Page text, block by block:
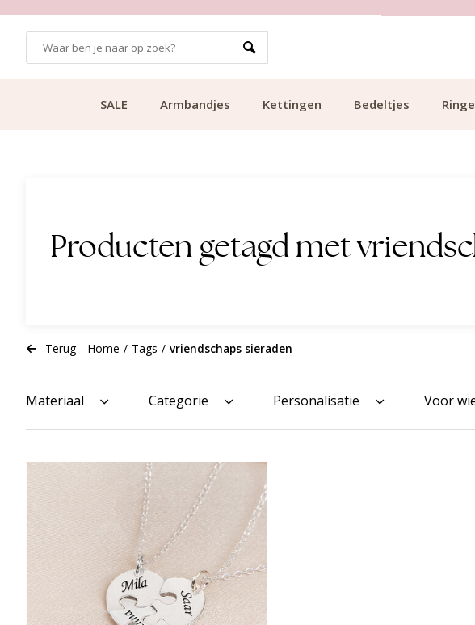
SALE Armbandjes Kettingen Bedeltjes
Producten getagd met
Terug Home / Tags / vriendschaps sieraden
Materiaal Categorie Personalisatie Voor